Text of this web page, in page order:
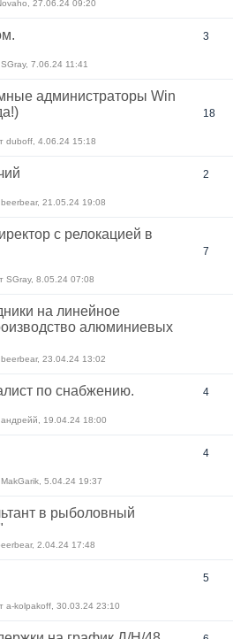
27.06.24 09:20
3
7.06.24 11:41
администраторы Win
18
duboff, 4.06.24 15:18
2
21.05.24 19:08
с релокацией в
7
SGray, 8.05.24 07:08
на линейное
алюминиевых
23.04.24 13:02
по снабжению.
4
19.04.24 18:00
4
5.04.24 19:37
в рыболовный
2.04.24 17:48
5
a-kolpakoff, 30.03.24 23:10